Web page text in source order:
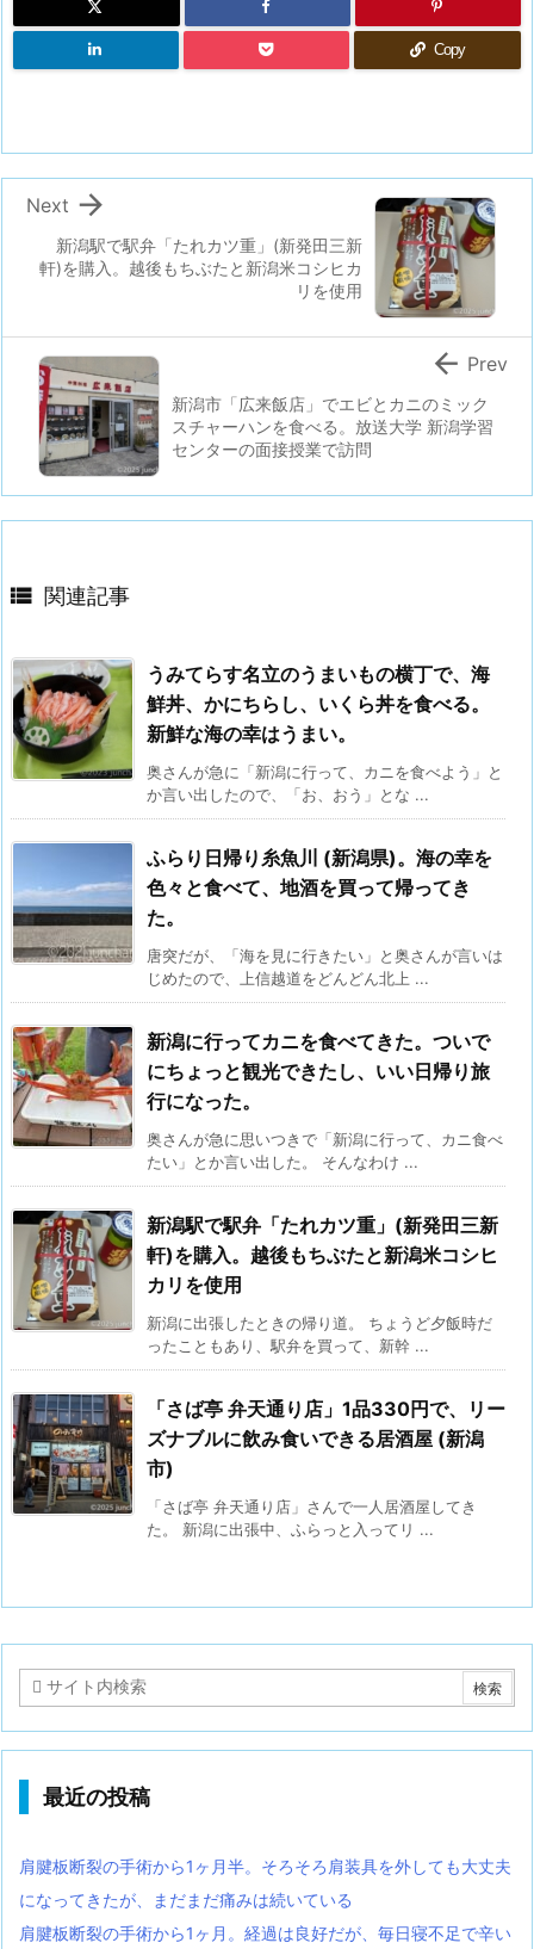
Copy
新潟駅で駅弁「たれカツ重」(新発田三新
軒)を購入。越後もちぶたと新潟米コシヒカ
リを使用

Next
新潟市「広来飯店」でエビとカニのミック
スチャーハンを食べる。放送大学 新潟学習
センターの面接授業で訪問
 Prev
 関連記事
うみてらす名立のうまいもの横丁で、海
鮮丼、かにちらし、いくら丼を食べる。
新鮮な海の幸はうまい。
奥さんが急に「新潟に行って、カニを食べよう」と
か言い出したので、「お、おう」とな ...
ふらり日帰り糸魚川 (新潟県)。海の幸を
色々と食べて、地酒を買って帰ってき
た。
唐突だが、「海を見に行きたい」と奥さんが言いは
じめたので、上信越道をどんどん北上 ...
新潟に行ってカニを食べてきた。ついで
にちょっと観光できたし、いい日帰り旅
行になった。
奥さんが急に思いつきで「新潟に行って、カニ食べ
たい」とか言い出した。 そんなわけ ...
新潟駅で駅弁「たれカツ重」(新発田三新
軒)を購入。越後もちぶたと新潟米コシヒ
カリを使用
新潟に出張したときの帰り道。 ちょうど夕飯時だ
ったこともあり、駅弁を買って、新幹 ...
「さば亭 弁天通り店」1品330円で、リー
ズナブルに飲み食いできる居酒屋 (新潟
市)
「さば亭 弁天通り店」さんで一人居酒屋してき
た。 新潟に出張中、ふらっと入ってリ ...
最近の投稿
肩腱板断裂の手術から1ヶ月半。そろそろ肩装具を外しても大丈夫
になってきたが、まだまだ痛みは続いている
肩腱板断裂の手術から1ヶ月。経過は良好だが、毎日寝不足で辛い